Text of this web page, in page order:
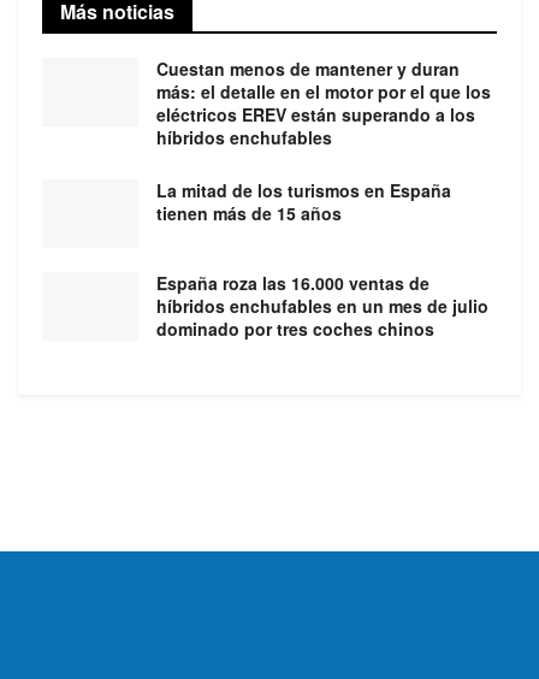
Más noticias
Cuestan menos de mantener y duran
más: el detalle en el motor por el que los
eléctricos EREV están superando a los
híbridos enchufables
La mitad de los turismos en España
tienen más de 15 años
España roza las 16.000 ventas de
híbridos enchufables en un mes de julio
dominado por tres coches chinos